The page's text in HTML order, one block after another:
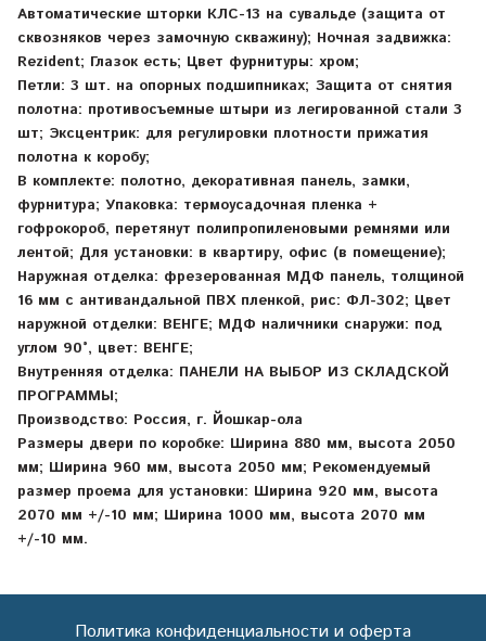
Автоматические шторки КЛС-13 на сувальде (защита от
сквозняков через замочную скважину); Ночная задвижка:
Rezident; Глазок есть; Цвет фурнитуры: хром;
Петли: 3 шт. на опорных подшипниках; Защита от снятия
полотна: противосъемные штыри из легированной стали 3
шт; Эксцентрик: для регулировки плотности прижатия
полотна к коробу;
В комплекте: полотно, декоративная панель, замки,
фурнитура; Упаковка: термоусадочная пленка +
гофрокороб, перетянут полипропиленовыми ремнями или
лентой; Для установки: в квартиру, офис (в помещение);
Наружная отделка: фрезерованная МДФ панель, толщиной
16 мм с антивандальной ПВХ пленкой, рис: ФЛ-302; Цвет
наружной отделки: ВЕНГЕ; МДФ наличники снаружи: под
углом 90°, цвет: ВЕНГЕ;
Внутренняя отделка: ПАНЕЛИ НА ВЫБОР ИЗ СКЛАДСКОЙ
ПРОГРАММЫ;
Производство: Россия, г. Йошкар-ола
Размеры двери по коробке: Ширина 880 мм, высота 2050
мм; Ширина 960 мм, высота 2050 мм; Рекомендуемый
размер проема для установки: Ширина 920 мм, высота
2070 мм +/-10 мм; Ширина 1000 мм, высота 2070 мм
+/-10 мм.
Политика конфиденциальности и оферта